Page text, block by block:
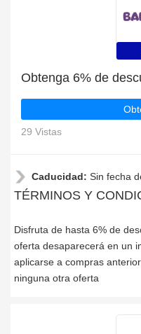
29 Vistas
Caducidad: Sin fecha
TÉRMINOS Y
Disfruta de hasta 6% de
oferta desaparecerá en un
aplicarse a compras
ninguna otra oferta